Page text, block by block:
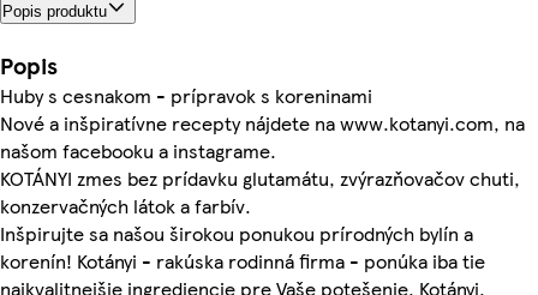
Popis produktu
Popis
Huby s cesnakom - prípravok s koreninami
Nové a inšpiratívne recepty nájdete na www.kotanyi.com, na
našom facebooku a instagrame.
KOTÁNYI zmes bez prídavku glutamátu, zvýrazňovačov chuti,
konzervačných látok a farbív.
Inšpirujte sa našou širokou ponukou prírodných bylín a
korenín! Kotányi - rakúska rodinná firma - ponúka iba tie
najkvalitnejšie ingrediencie pre Vaše potešenie. Kotányi,